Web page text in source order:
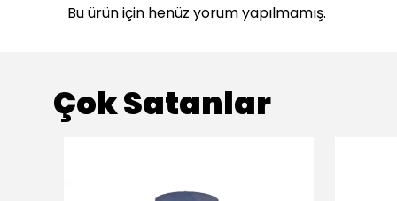
Bu ürün için henüz yorum yapılmamış.
Çok Satanlar